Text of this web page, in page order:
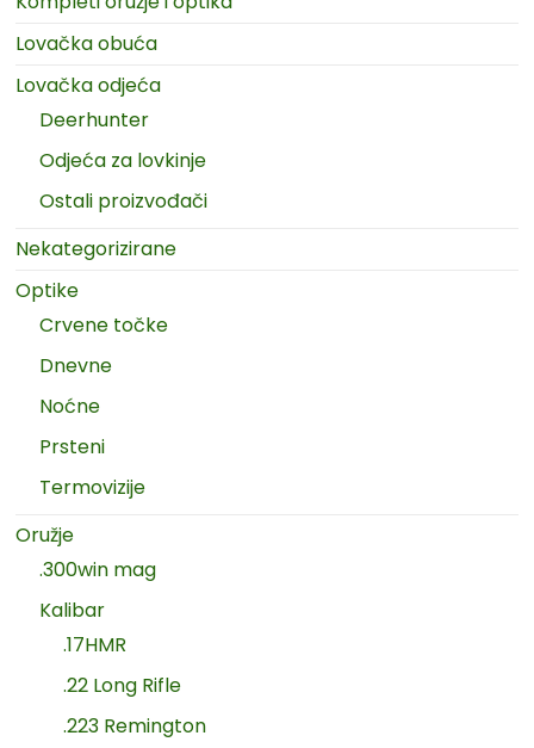
Lovačka obuća
Lovačka odjeća
Deerhunter
Odjeća za lovkinje
Ostali proizvođači
Nekategorizirane
Optike
Crvene točke
Dnevne
Noćne
Prsteni
Termovizije
Oružje
.300win mag
Kalibar
.17HMR
.22 Long Rifle
.223 Remington